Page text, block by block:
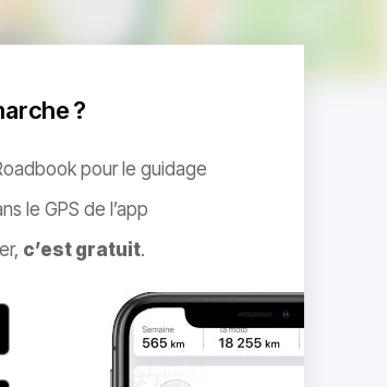
?
pour le guidage
le GPS de l’app
c’est gratuit.